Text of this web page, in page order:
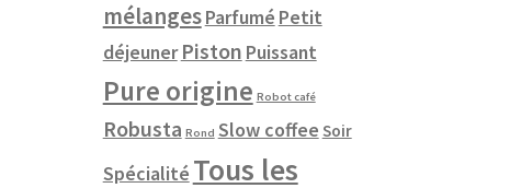
mélangesParfumé Petit
déjeuner Piston Puissant
Pure origine Robot café
Robusta Rond Slow coffee Soir
Spécialité Tous les